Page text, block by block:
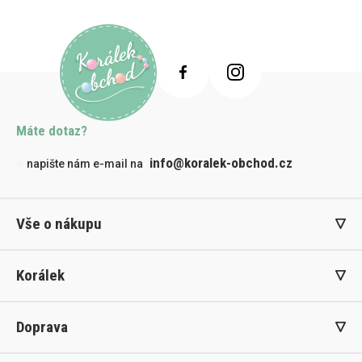
Máte dotaz?
napište nám e-mail na info@koralek-obchod.cz
Vše o nákupu
Korálek
Doprava